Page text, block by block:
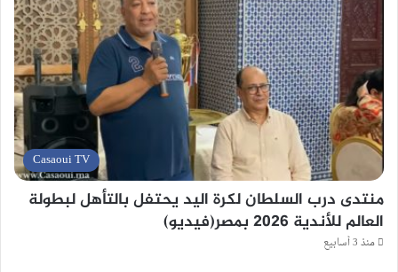
Casaoui TV
منتدى درب السلطان لكرة اليد يحتفل بالتأهل لبطولة
العالم للأندية 2026 بمصر(فيديو)
منذ 3 أسابيع